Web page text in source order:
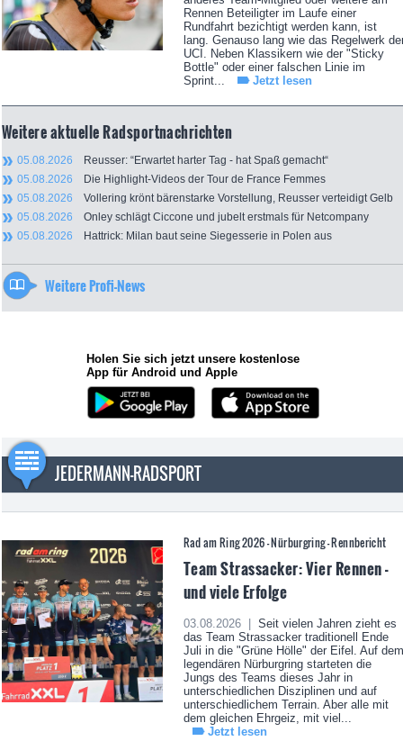
Rennen Beteiligter im Laufe einer
Rundfahrt bezichtigt werden kann, ist
lang. Genauso lang wie das Regelwerk
UCI. Neben Klassikern wie der "Sticky
Bottle" oder einer falschen Linie im
Sprint...
Jetzt lesen
Weitere aktuelle Radsportnachrichten
05.08.2026 Reusser: “Erwartet harter Tag - hat Spaß gemacht“
05.08.2026 Die Highlight-Videos der Tour de France Femmes
05.08.2026 Vollering krönt bärenstarke Vorstellung, Reusser verteidigt Gelb
05.08.2026 Onley schlägt Ciccone und jubelt erstmals für Netcompany
05.08.2026 Hattrick: Milan baut seine Siegesserie in Polen aus
Weitere Profi-News
Holen Sie sich jetzt unsere kostenlose
App für Android und Apple
JEDERMANN-RADSPORT
Rad am Ring 2026 - Nürburgring - Rennbericht
Team Strassacker: Vier Rennen -
und viele Erfolge
03.08.2026 |
Seit vielen Jahren zieht es
das Team Strassacker traditionell Ende
Juli in die "Grüne Hölle" der Eifel. Auf dem
legendären Nürburgring starteten die
Jungs des Teams dieses Jahr in
unterschiedlichen Disziplinen und auf
unterschiedlichem Terrain. Aber alle mit
dem gleichen Ehrgeiz, mit viel...
Jetzt lesen